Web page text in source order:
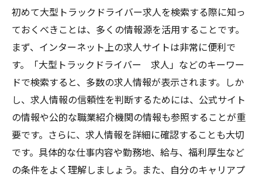
大阪府の大型トラックドライバー求人で成功す
るための秘訣
成功するための心構え
キャリアアップのためのスキル習得
同業者とのネットワーキングの方法
長期的なキャリアビジョンの設定
健康管理と仕事のバランス
持続的なモチベーションの保ち方
初めて大型トラックドライバー求人を検索する際に知っ
ておくべきことは、多くの情報源を活用することです。
まず、インターネット上の求人サイトは非常に便利で
す。「大型トラックドライバー 求人」などのキーワー
ドで検索すると、多数の求人情報が表示されます。しか
し、求人情報の信頼性を判断するためには、公式サイト
の情報や公的な職業紹介機関の情報も参照することが重
要です。さらに、求人情報を詳細に確認することも大切
です。具体的な仕事内容や勤務地、給与、福利厚生など
の条件をよく理解しましょう。また、自分のキャリアプ